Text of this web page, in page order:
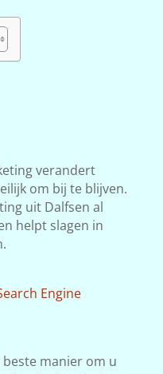
verandert
om bij te blijven.
uit Dalfsen al
helpt slagen in
Engine
manier om u